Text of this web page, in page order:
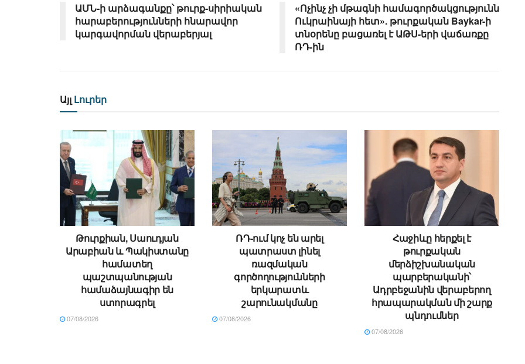
ԱՄՆ-ի արձագանքը՝ թուրք-սիրիական
հարաբերությունների հնարավոր
կարգավորման վերաբերյալ
«Ոչինչ չի մթագնի համագործակցությունն
Ուկրաինայի հետ». թուրքական Baykar-ի
տնօրենը բացառել է ԱԹՍ-երի վաճառքը
ՌԴ-ին
Այլ Լուրեր
Թուրքիան, Սաուդյան
Արաբիան և Պակիստանը
համատեղ
պաշտպանության
համաձայնագիր են
ստորագրել
07/08/2026
ՌԴ-ում կոչ են արել
պատրաստ լինել
ռազմական
գործողությունների
երկարատև
շարունակմանը
07/08/2026
Հաջիևը հերքել է
թուրքական
մերձիշխանական
պարբերականի՝
Ադրբեջանին վերաբերող
հրապարակման մի շարք
պնդումներ
07/08/2026